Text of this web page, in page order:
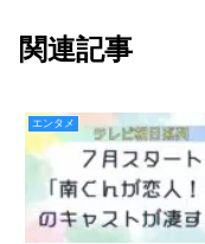
関連記事
エンタメ